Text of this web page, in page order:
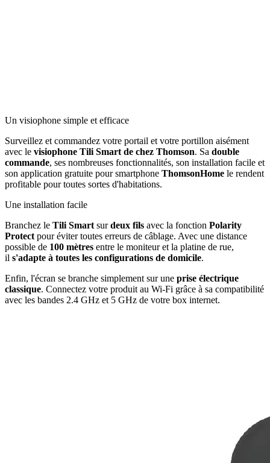
Un visiophone simple et efficace
Surveillez et commandez votre portail et votre portillon aisément
avec le visiophone Tili Smart de chez Thomson. Sa double
commande, ses nombreuses fonctionnalités, son installation facile et
son application gratuite pour smartphone ThomsonHome le rendent
profitable pour toutes sortes d'habitations.
Une installation facile
Branchez le Tili Smart surdeux fils avec la fonction Polarity
Protect pour éviter toutes erreurs de câblage. Avec une distance
possible de 100 mètres entre le moniteur et la platine de rue,
il s'adapte à toutes les configurations de domicile.
Enfin, l'écran se branche simplement sur une prise électrique
classique. Connectez votre produit au Wi-Fi grâce à sa compatibilité
avec les bandes 2.4 GHz et 5 GHz de votre box internet.